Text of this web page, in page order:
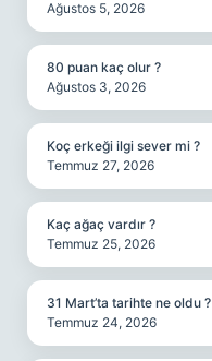
Ağustos 5, 2026
80 puan kaç olur ?
Ağustos 3, 2026
Koç erkeği ilgi sever mi ?
Temmuz 27, 2026
Kaç ağaç vardır ?
Temmuz 25, 2026
31 Mart’ta tarihte ne oldu ?
Temmuz 24, 2026